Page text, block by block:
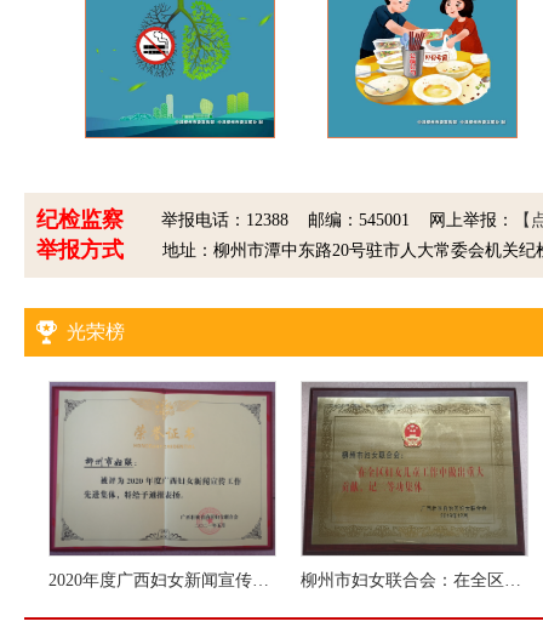
纪检监察
举报方式
举报电话：12388 邮编：545001 网上举报：
【
地址：柳州市潭中东路20号驻市人大常委会机关纪
光荣榜
2020年度广西妇女新闻宣传工作先进集体 柳州市妇女联合会：在全区妇女儿童工作中做出重大贡献，记二等功集体